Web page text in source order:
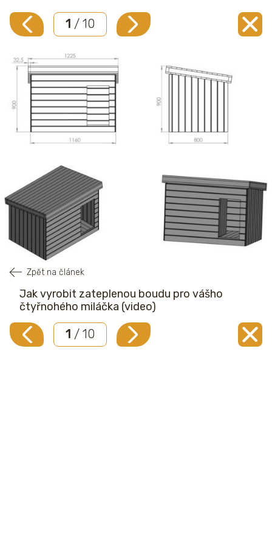
1 / 10
Zpět na článek
Jak vyrobit zateplenou boudu pro vášho
čtyřnohého miláčka (video)
1 / 10